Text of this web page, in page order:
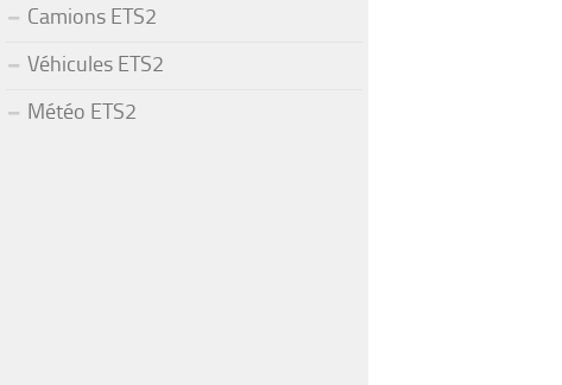
Camions ETS2
Véhicules ETS2
Météo ETS2